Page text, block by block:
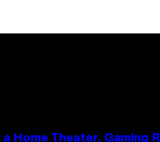
a Home Theater, Gaming